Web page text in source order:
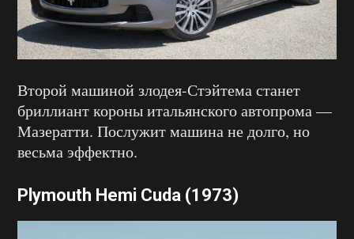
Второй машиной злодея-Стэйтема станет
бриллиант короны итальянского автопрома —
Мазератти. Послужит машина не долго, но
весьма эффектно.
Plymouth Hemi Cuda (1973)